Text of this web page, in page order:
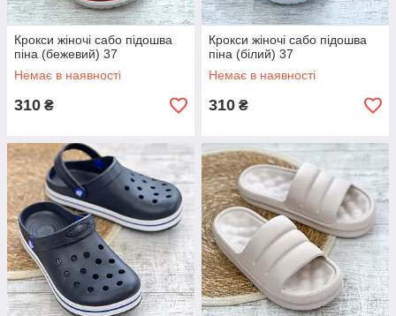
Крокси жіночі сабо підошва
піна (бежевий) 37
Немає в наявності
310 ₴
Крокси жіночі сабо підошва
піна (білий) 37
Немає в наявності
310 ₴